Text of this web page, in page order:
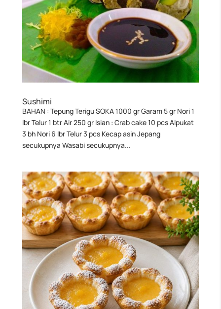
Sushimi
BAHAN : Tepung Terigu SOKA 1000 gr Garam 5 gr Nori 1
lbr Telur 1 btr Air 250 gr Isian : Crab cake 10 pcs Alpukat
3 bh Nori 6 lbr Telur 3 pcs Kecap asin Jepang
secukupnya Wasabi secukupnya...